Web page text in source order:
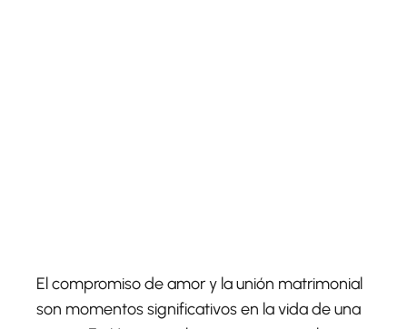
El compromiso de amor y la unión matrimonial
son momentos significativos en la vida de una